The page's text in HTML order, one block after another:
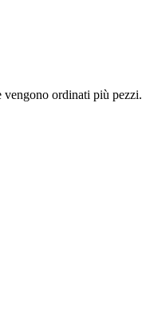
vengono ordinati più pezzi.